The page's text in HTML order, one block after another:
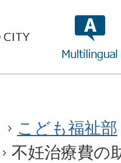
こども福祉部
不妊治療費の